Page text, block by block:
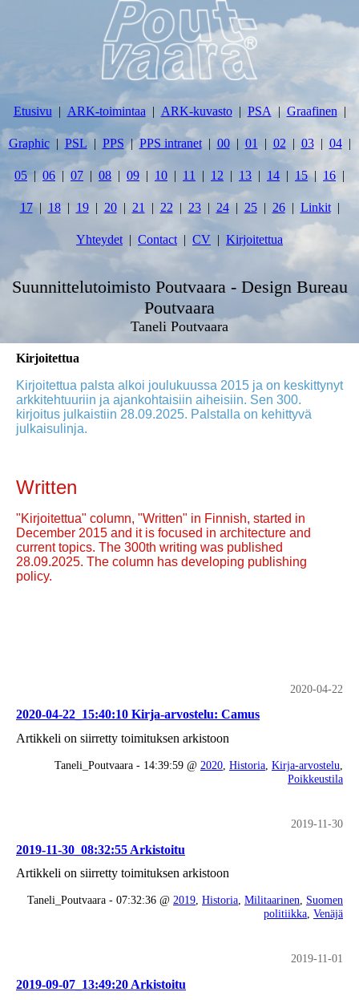
Etusivu ARK-toimintaa ARK-kuvasto PSA Graafinen
Graphic PSL PPS PPS intranet 00 01 02 03 04
05 06 07 08 09 10 11 12 13 14 15 16
17 18 19 20 21 22 23 24 25 26 Linkit
Yhteydet Contact CV Kirjoitettua
Suunnittelutoimisto Poutvaara - Design Bureau
Poutvaara
Taneli Poutvaara
Kirjoitettua
Kirjoitettua palsta alkoi joulukuussa 2015 ja on keskittynyt
arkkitehtuuriin ja ajankohtaisiin aiheisiin. Sen 300.
kirjoitus julkaistiin 28.09.2025. Palstalla on kehittyvä
julkaisulinja.
Written
"Kirjoitettua" column, "Written" in Finnish, started in
December 2015 and it is focused in architecture and
current topics. The 300th writing was published
28.09.2025. The column has developing publishing
policy.
2020-04-22
2020-04-22_15:40:10 Kirja-arvostelu: Camus
Artikkeli on siirretty toimituksen arkistoon
Taneli_Poutvaara - 14:39:59 @ 2020 Historia Kirja-arvostelu
Poikkeustila
2019-11-30
2019-11-30_08:32:55 Arkistoitu
Artikkeli on siirretty toimituksen arkistoon
Taneli_Poutvaara - 07:32:36 @ 2019 Historia Militaarinen
Suomen
politiikka Venäjä
2019-11-01
2019-09-07_13:49:20 Arkistoitu